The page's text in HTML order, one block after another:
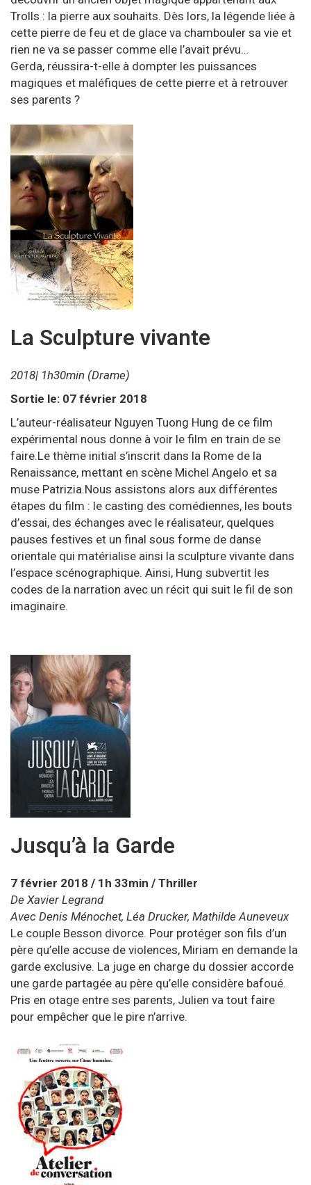
Trolls : la pierre aux souhaits. Dès lors, la légende liée à
cette pierre de feu et de glace va chambouler sa vie et
rien ne va se passer comme elle l’avait prévu…
Gerda, réussira-t-elle à dompter les puissances
magiques et maléfiques de cette pierre et à retrouver
ses parents ?
La Sculpture vivante
2018| 1h30min (Drame)
Sortie le: 07 février 2018
L’auteur-réalisateur Nguyen Tuong Hung de ce film
expérimental nous donne à voir le film en train de se
faire.Le thème initial s’inscrit dans la Rome de la
Renaissance, mettant en scène Michel Angelo et sa
muse Patrizia.Nous assistons alors aux différentes
étapes du film : le casting des comédiennes, les bouts
d’essai, des échanges avec le réalisateur, quelques
pauses festives et un final sous forme de danse
orientale qui matérialise ainsi la sculpture vivante dans
l’espace scénographique. Ainsi, Hung subvertit les
codes de la narration avec un récit qui suit le fil de son
imaginaire.
Jusqu’à la Garde
7 février 2018 / 1h 33min / Thriller
De Xavier Legrand
Avec Denis Ménochet, Léa Drucker, Mathilde Auneveux
Le couple Besson divorce. Pour protéger son fils d’un
père qu’elle accuse de violences, Miriam en demande la
garde exclusive. La juge en charge du dossier accorde
une garde partagée au père qu’elle considère bafoué.
Pris en otage entre ses parents, Julien va tout faire
pour empêcher que le pire n’arrive.